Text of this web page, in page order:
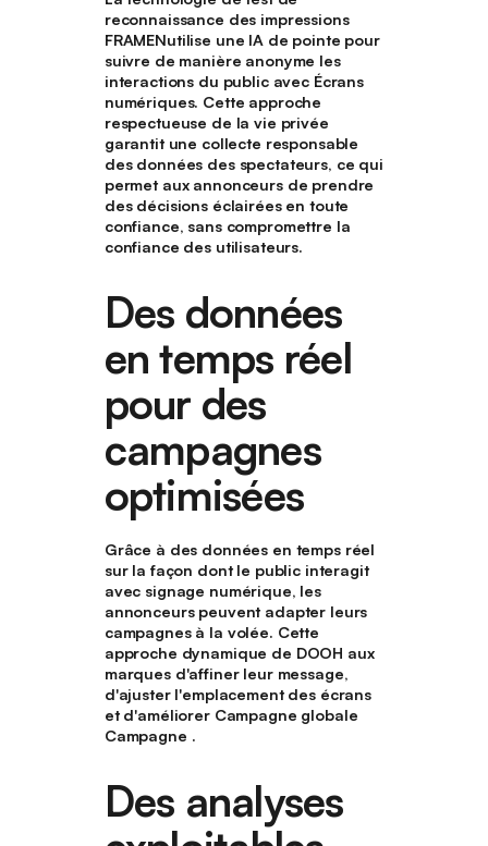
reconnaissance des impressions
FRAMENutilise une IA de pointe pour
suivre de manière anonyme les
interactions du public avec Écrans
numériques. Cette approche
respectueuse de la vie privée
garantit une collecte responsable
des données des spectateurs, ce qui
permet aux annonceurs de prendre
des décisions éclairées en toute
confiance, sans compromettre la
confiance des utilisateurs.
Des données
en temps réel
pour des
campagnes
optimisées
Grâce à des données en temps réel
sur la façon dont le public interagit
avec signage numérique, les
annonceurs peuvent adapter leurs
campagnes à la volée. Cette
approche dynamique de DOOH aux
marques d'affiner leur message,
d'ajuster l'emplacement des écrans
et d'améliorer Campagne globale
Campagne .
Des analyses